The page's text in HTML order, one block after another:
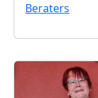
Beraters